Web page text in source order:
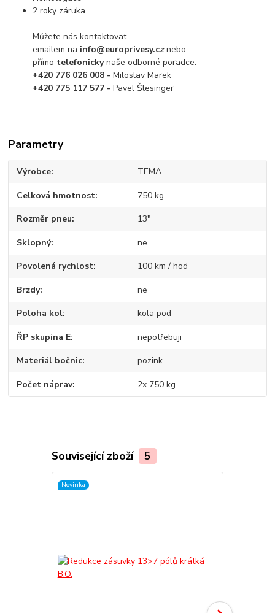
2 roky záruka
Můžete nás kontaktovat
emailem na info@europrivesy.cznebo
přímo telefonickynaše odborné poradce:
+420 776 026 008 -Miloslav Marek
+420 775 117 577 -Pavel Šlesinger
Parametry
Výrobce TEMA
Celková hmotnost 750 kg
Rozměr pneu 13"
Sklopný ne
Povolená rychlost 100 km / hod
Brzdy ne
Poloha kol kola pod
ŘP skupina E nepotřebuji
Materiál bočnic pozink
Počet náprav 2x 750 kg
Související zboží 5
Novinka